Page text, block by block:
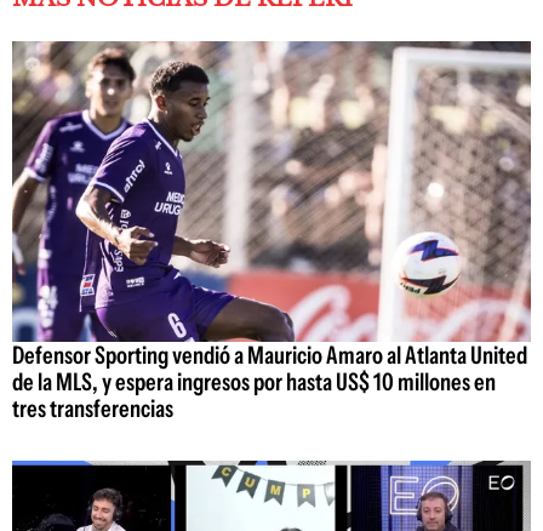
Defensor Sporting vendió a Mauricio Amaro al Atlanta United
de la MLS, y espera ingresos por hasta US$ 10 millones en
tres transferencias